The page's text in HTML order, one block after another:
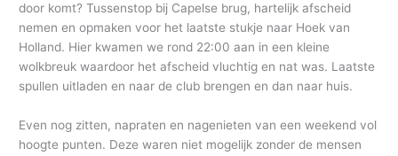
door komt? Tussenstop bij Capelse brug, hartelijk afscheid
nemen en opmaken voor het laatste stukje naar Hoek van
Holland. Hier kwamen we rond 22:00 aan in een kleine
wolkbreuk waardoor het afscheid vluchtig en nat was. Laatste
spullen uitladen en naar de club brengen en dan naar huis.
Even nog zitten, napraten en nagenieten van een weekend vol
hoogte punten. Deze waren niet mogelijk zonder de mensen